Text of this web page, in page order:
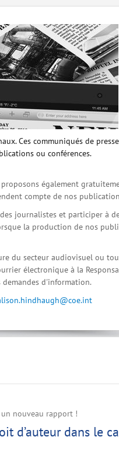
Ces communiqués de
ou conférences.
également
compte de nos
journalistes et participer à
la production de nos
du secteur audiovisuel ou
électronique à la
d'information.
nouveau rapport !
d’auteur dans le